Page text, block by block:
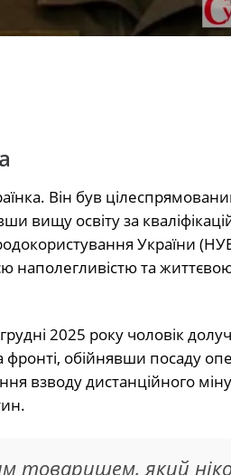
Він був
вищу освіту за
України
наполегливістю та
2025 року чоловік
фронті, обійнявши посаду
взводу дистанційного
товаришем, який